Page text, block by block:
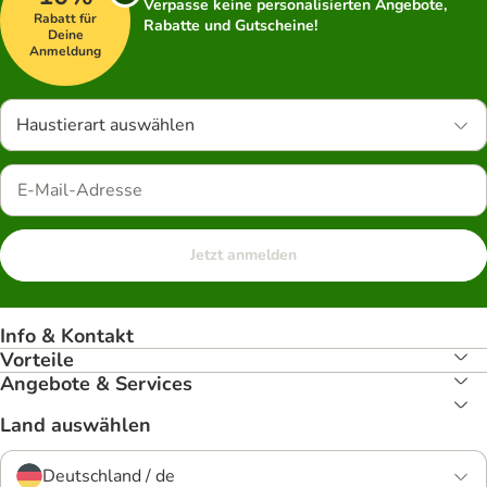
Rabatt für
Deine
Anmeldung
Verpasse keine personalisierten Angebote,
Rabatte und Gutscheine!
Haustierart auswählen
Jetzt anmelden
Info & Kontakt
Vorteile
Angebote & Services
Land auswählen
Deutschland / de